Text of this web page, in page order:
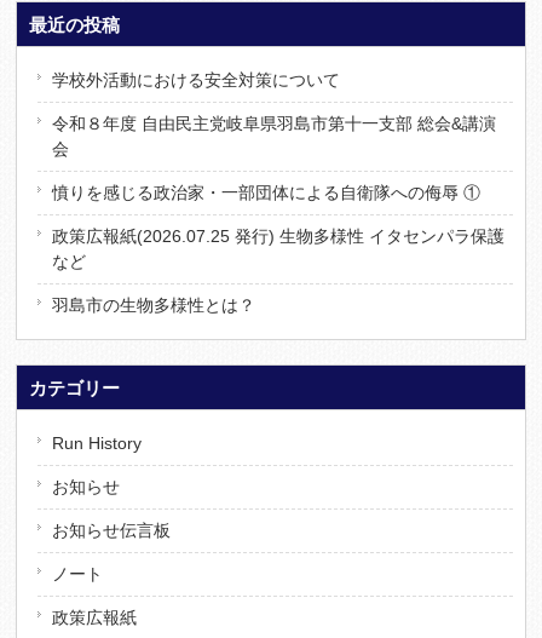
最近の投稿
学校外活動における安全対策について
令和８年度 自由民主党岐阜県羽島市第十一支部 総会&講演
会
憤りを感じる政治家・一部団体による自衛隊への侮辱 ①
政策広報紙(2026.07.25 発行) 生物多様性 イタセンパラ保護
など
羽島市の生物多様性とは？
カテゴリー
Run History
お知らせ
お知らせ伝言板
ノート
政策広報紙